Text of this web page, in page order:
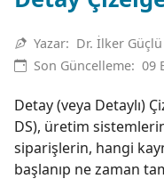
Yazar: Dr. İlker Güçlü
Son Güncelleme:09
Detay (veya Detaylı)
DS), üretim
siparişlerin, hangi
başlanıp ne zaman